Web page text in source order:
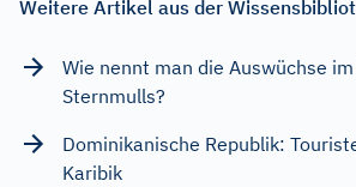
Weitere Artikel aus der
Wie nennt man die Auswüchse
Sternmulls?
Dominikanische Republik:
Karibik